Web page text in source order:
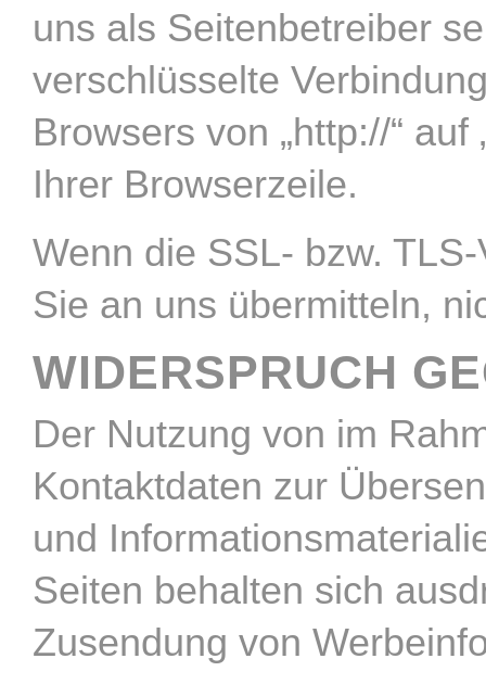
uns als Seitenbetreiber
verschlüsselte
Browsers von „http://“
Ihrer Browserzeile.
Wenn die SSL- bzw.
Sie an uns übermitteln,
WIDERSPRUCH
Der Nutzung von im
Kontaktdaten zur
und
Seiten behalten sich
Zusendung von